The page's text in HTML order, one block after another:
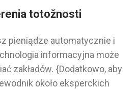
totožnosti
pieniądze automatycznie i
informacyjna może
zakładów. {Dodatkowo, aby
około eksperckich